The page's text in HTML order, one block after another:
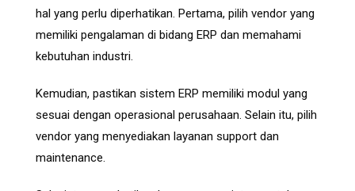
hal yang perlu diperhatikan. Pertama, pilih vendor yang
memiliki pengalaman di bidang ERP dan memahami
kebutuhan industri.
Kemudian, pastikan sistem ERP memiliki modul yang
sesuai dengan operasional perusahaan. Selain itu, pilih
vendor yang menyediakan layanan support dan
maintenance.